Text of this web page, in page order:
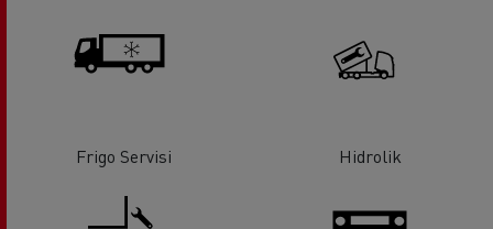
Frigo Servisi Hidrolik